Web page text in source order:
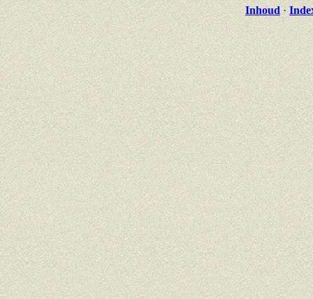
Inhoud·